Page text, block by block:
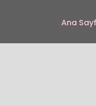
Ana